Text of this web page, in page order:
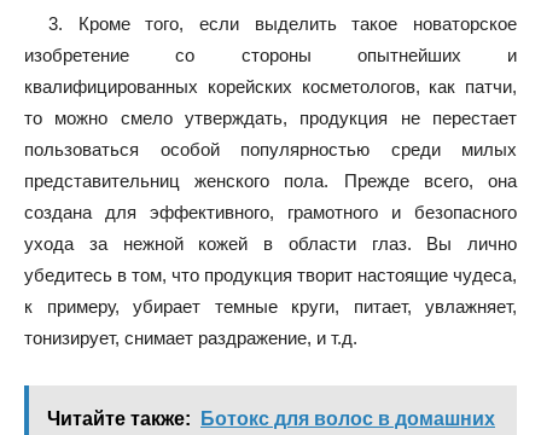
3. Кроме того, если выделить такое новаторское
изобретение со стороны опытнейших и
квалифицированных корейских косметологов, как патчи,
то можно смело утверждать, продукция не перестает
пользоваться особой популярностью среди милых
представительниц женского пола. Прежде всего, она
создана для эффективного, грамотного и безопасного
ухода за нежной кожей в области глаз. Вы лично
убедитесь в том, что продукция творит настоящие чудеса,
к примеру, убирает темные круги, питает, увлажняет,
тонизирует, снимает раздражение, и т.д.
Читайте также:
Ботокс для волос в домашних